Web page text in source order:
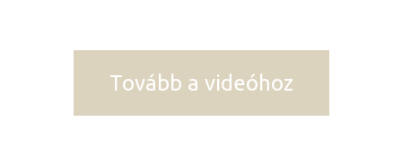
Tovább a videóhoz